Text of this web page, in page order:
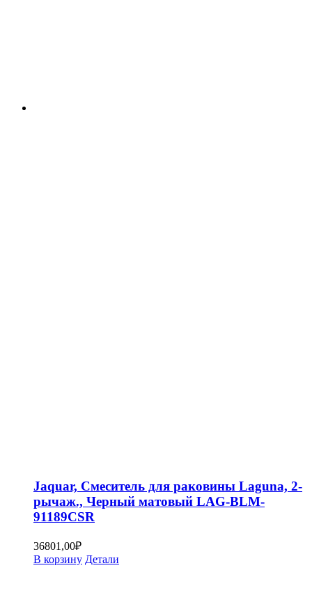
Jaquar, Смеситель для раковины Laguna, 2-
рычаж., Черный матовый LAG-BLM-
91189CSR
36801,00₽
В корзину Детали